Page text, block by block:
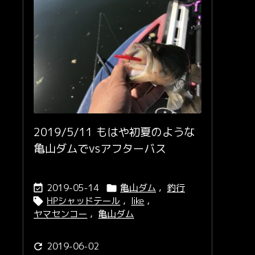
2019/5/11 もはや初夏のような
亀山ダムでvsアフターバス
 2019-05-14  亀山ダム , 釣行
 HPシャッドテール , like ,
ヤマセンコー , 亀山ダム
 2019-06-02